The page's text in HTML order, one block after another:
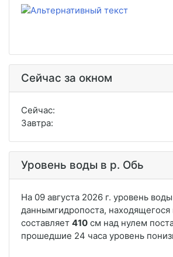
Сейчас за окном
Сейчас:
Завтра:
Уровень воды в р. Обь